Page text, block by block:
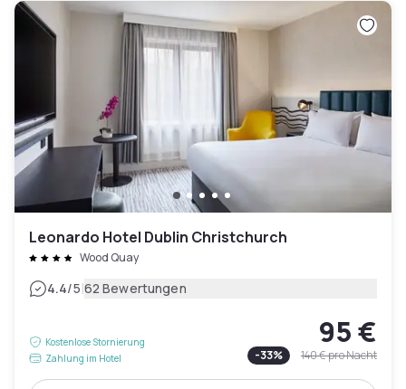
Leonardo Hotel Dublin Christchurch
Wood Quay
4.4/5|62 Bewertungen
Kostenlose Stornierung
Zahlung im Hotel
95 €
-33% 140 €pro Nacht